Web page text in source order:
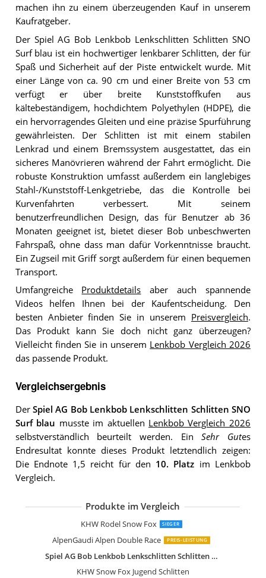
machen ihn zu einem überzeugenden Kauf in unserem
Kaufratgeber.
Der Spiel AG Bob Lenkbob Lenkschlitten Schlitten SNO
Surf blau ist ein hochwertiger lenkbarer Schlitten, der für
Spaß und Sicherheit auf der Piste entwickelt wurde. Mit
einer Länge von ca. 90 cm und einer Breite von 53 cm
verfügt er über breite Kunststoffkufen aus
kältebeständigem, hochdichtem Polyethylen (HDPE), die
ein hervorragendes Gleiten und eine präzise Spurführung
gewährleisten. Der Schlitten ist mit einem stabilen
Lenkrad und einem Bremssystem ausgestattet, das ein
sicheres Manövrieren während der Fahrt ermöglicht. Die
robuste Konstruktion umfasst außerdem ein langlebiges
Stahl-/Kunststoff-Lenkgetriebe, das die Kontrolle bei
Kurvenfahrten verbessert. Mit seinem
benutzerfreundlichen Design, das für Benutzer ab 36
Monaten geeignet ist, bietet dieser Bob unbeschwerten
Fahrspaß, ohne dass man dafür Vorkenntnisse braucht.
Ein Zugseil mit Griff sorgt außerdem für einen bequemen
Transport.
Umfangreiche Produktdetails aber auch spannende
Videos helfen Ihnen bei der Kaufentscheidung. Den
besten Anbieter finden Sie in unserem Preisvergleich.
Das Produkt kann Sie doch nicht ganz überzeugen?
Vielleicht finden Sie in unserem Lenkbob Vergleich 2026
das passende Produkt.
Vergleichsergebnis
Der Spiel AG Bob Lenkbob Lenkschlitten Schlitten SNO
Surf blau musste im aktuellen Lenkbob Vergleich 2026
selbstverständlich beurteilt werden. EinSehr Gutes
Endresultat konnte dieses Produkt letztendlich zeigen:
Die Endnote 1,5 reicht für den 10. Platz im Lenkbob
Vergleich.
Produkte im Vergleich
KHW Rodel Snow Fox SIEGER
AlpenGaudi Alpen Double Race PREIS-LEISTUNG
Spiel AG Bob Lenkbob Lenkschlitten Schlitten SNO Surf blau
KHW Snow Fox Jugend Schlitten
KHW Rodel Grau
Franz Schneider 200115 Bob Snow
Gizmo Riders Lenkschlitten
NEUSTANLO by Hamax Bob
Gizmo Riders Lenkschlitten
Gizmo Riders Lenkschlitten
AlpenGaudi Unisex Jugend Space
Hamax Bob Lenkbob
KHW Lenkschlitten Snow Fox Iceblue
KHW Lenkbob Snow Fox pink
KHW Lenkbob Snow Fox Iceblue
AlpenSpace BOB Schlitten Lenkbob
Plastkon Skipper Lenkbob
Dantoy Lenkschlitten
Hamax Bob Lenkbob
Neustanlo Rodel Grün
Rolly Toys Schlitten Schneesurfer